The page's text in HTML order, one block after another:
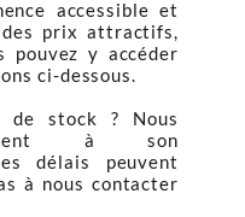
accessible et
prix attractifs,
pouvez y accéder
ci-dessous.
de stock ? Nous
à son
délais peuvent
à nous contacter